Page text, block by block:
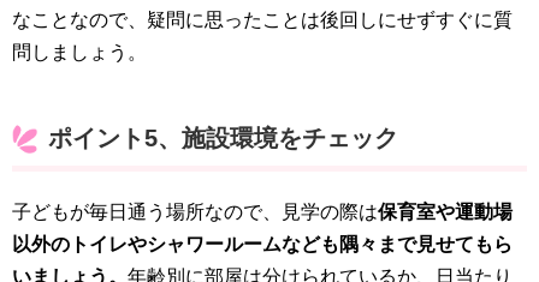
なことなので、疑問に思ったことは後回しにせずすぐに質
問しましょう。
ポイント5、施設環境をチェック
子どもが毎日通う場所なので、見学の際は保育室や運動場
以外のトイレやシャワールームなども隅々まで見せてもら
いましょう。 年齢別に部屋は分けられているか、日当たり